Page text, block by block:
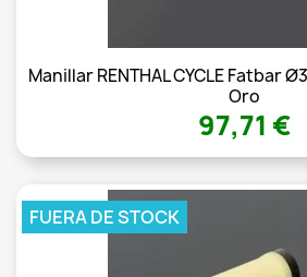
Manillar RENTHAL CYCLE Fatbar
Oro
97,71 €
FUERA DE STOCK